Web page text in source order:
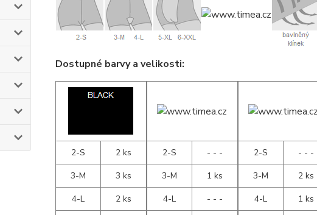
Dostupné barvy a velikosti:
2-S
2 ks
3-M
3 ks
4-L
2 ks
2-S
- - -
3-M
1 ks
4-L
- - -
2-S
- - -
3-M
2 ks
4-L
1 ks